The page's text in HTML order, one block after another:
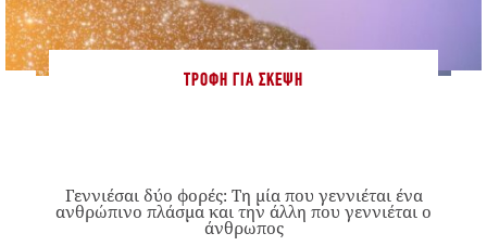
ΤΡΟΦΉ ΓΙΑ ΣΚΈΨΗ
Γεννιέσαι δύο φορές: Tη μία που γεννιέται ένα
ανθρώπινο πλάσμα και την άλλη που γεννιέται ο
άνθρωπος